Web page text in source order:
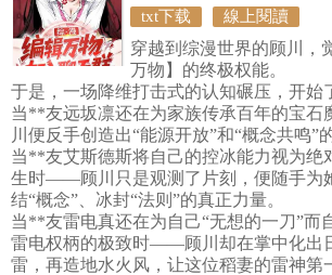
txt下载 線上閱讀
穿越到综漫世界的顾川，
万物】的终极权能。
于是，一场降维打击式的认知碾压，开始
当**友远坂凛还在为家族传承百年的宝石
川便反手创造出“能源开放”和“概念共鸣”
当**友艾斯德斯将自己的控冰能力视为绝
生时——顾川只是观测了片刻，便随手为
结“概念”、冰封“法则”的真正力量。
当**友雷电真还在为自己“无想的一刀”而
雷电权柄的极致时——顾川却在掌中化出
雷，再造地水火风，让这位稻妻的雷神第